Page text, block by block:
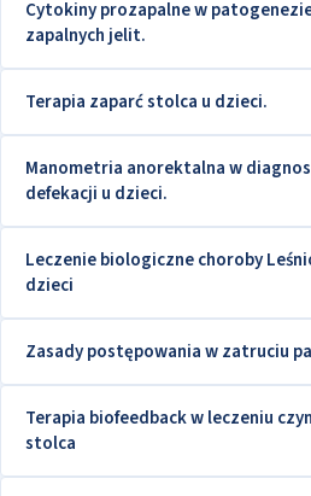
Cytokiny prozapalne w
zapalnych jelit.
Terapia zaparć stolca u dzieci.
Manometria anorektalna w
defekacji u dzieci.
Leczenie biologiczne choroby
dzieci
Zasady postępowania w zatruciu
Terapia biofeedback w leczeniu
stolca